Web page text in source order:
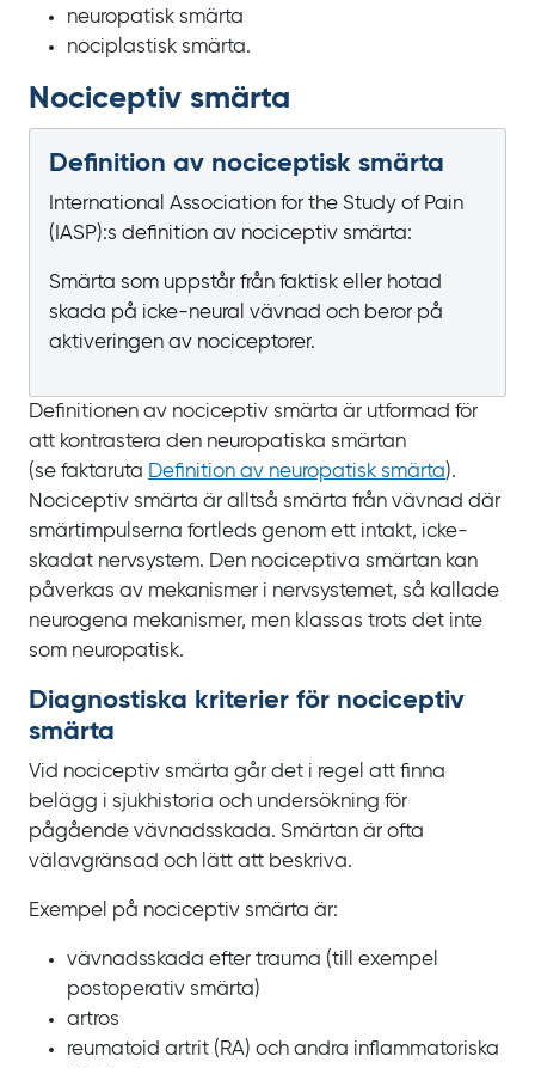
neuropatisk smärta
nociplastisk smärta.
Nociceptiv smärta
Definition av nociceptisk smärta
International Association for the Study of Pain
(IASP):s definition av nociceptiv smärta:
Smärta som uppstår från faktisk eller hotad
skada på icke-neural vävnad och beror på
aktiveringen av nociceptorer.
Definitionen av nociceptiv smärta är utformad för
att kontrastera den neuropatiska smärtan
(se faktaruta Definition av neuropatisk smärta).
Nociceptiv smärta är alltså smärta från vävnad där
smärtimpulserna fortleds genom ett intakt, icke-
skadat nervsystem. Den nociceptiva smärtan kan
påverkas av mekanismer i nervsystemet, så kallade
neurogena mekanismer, men klassas trots det inte
som neuropatisk.
Diagnostiska kriterier för nociceptiv
smärta
Vid nociceptiv smärta går det i regel att finna
belägg i sjukhistoria och undersökning för
pågående vävnadsskada. Smärtan är ofta
välavgränsad och lätt att beskriva.
Exempel på nociceptiv smärta är:
vävnadsskada efter trauma (till exempel
postoperativ smärta)
artros
reumatoid artrit (RA) och andra inflammatoriska